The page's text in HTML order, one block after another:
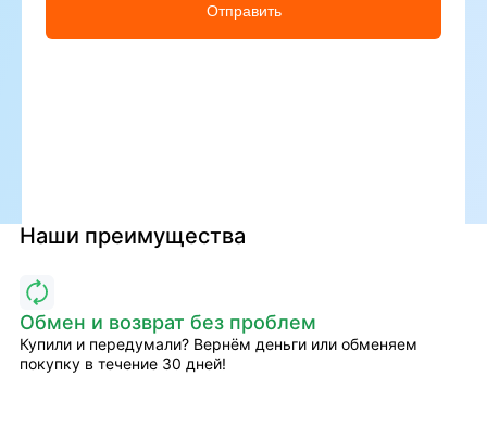
Отправить
Наши преимущества
Обмен и возврат без проблем
Купили и передумали? Вернём деньги или обменяем
покупку в течение 30 дней!